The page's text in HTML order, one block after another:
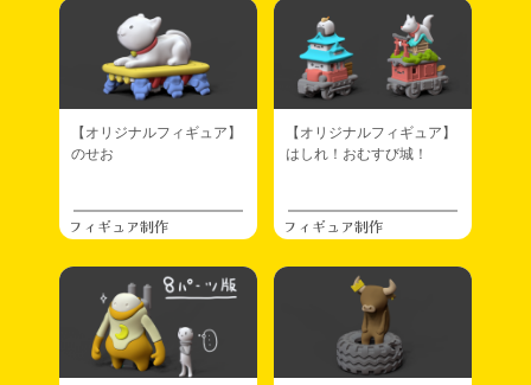
【オリジナルフィギュア】
のせお
フィギュア制作
【オリジナルフィギュア】
はしれ！おむすび城！
フィギュア制作